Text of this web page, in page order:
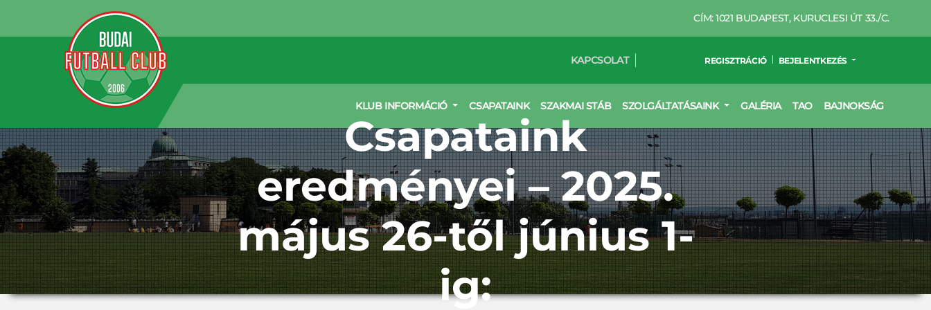
CÍM: 1021 BUDAPEST, KURUCLESI ÚT 33./C.
KAPCSOLAT REGISZTRÁCIÓ BEJELENTKEZÉS
KLUB INFORMÁCIÓ CSAPATAINK SZAKMAI STÁB SZOLGÁLTATÁSAINK GALÉRIA TAO BAJNOKSÁG
Csapataink
eredményei – 2025.
május 26-től június 1-
ig: